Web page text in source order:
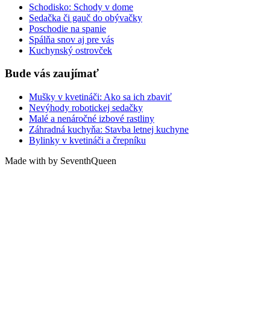
Schodisko: Schody v dome
Sedačka či gauč do obývačky
Poschodie na spanie
Spálňa snov aj pre vás
Kuchynský ostrovček
Bude vás zaujímať
Mušky v kvetináči: Ako sa ich zbaviť
Nevýhody robotickej sedačky
Malé a nenáročné izbové rastliny
Záhradná kuchyňa: Stavba letnej kuchyne
Bylinky v kvetináči a črepníku
Made with by SeventhQueen